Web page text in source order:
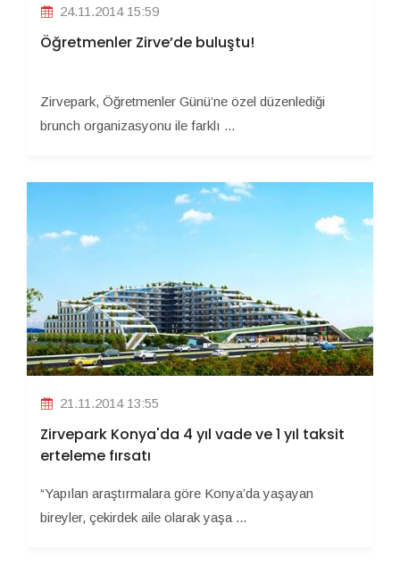
24.11.2014 15:59
Öğretmenler Zirve’de buluştu!
Zirvepark, Öğretmenler Günü’ne özel düzenlediği
brunch organizasyonu ile farklı ...
21.11.2014 13:55
Zirvepark Konya'da 4 yıl vade ve 1 yıl taksit
erteleme fırsatı
“Yapılan araştırmalara göre Konya’da yaşayan
bireyler, çekirdek aile olarak yaşa ...